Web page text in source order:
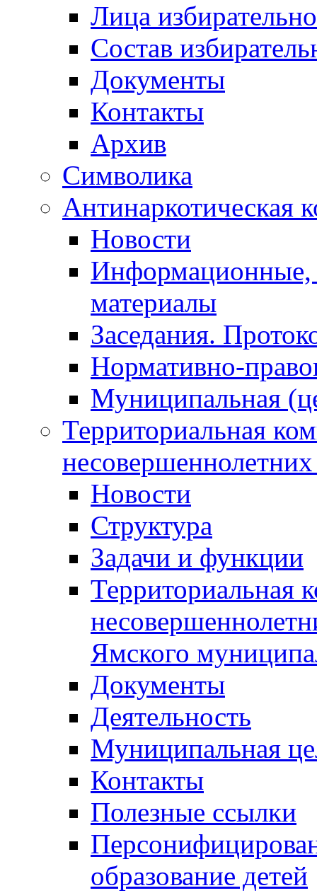
Лица
Состав
Документы
Контакты
Архив
Символика
Антинаркотическая
Новости
Информационные,
материалы
Заседания.
Нормативно-
Муниципальная
Территориальная
Новости
Структура
Задачи и функции
Территориальная
Ямского
Документы
Деятельность
Муниципальная
Контакты
Полезные ссылки
образование детей